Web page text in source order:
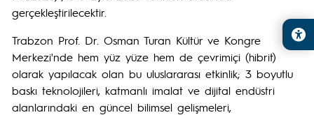
gerçekleştirilecektir.
Trabzon Prof. Dr. Osman Turan Kültür ve Kongre
Merkezi'nde hem yüz yüze hem de çevrimiçi (hibrit)
olarak yapılacak olan bu uluslararası etkinlik; 3 boyutlu
baskı teknolojileri, katmanlı imalat ve dijital endüstri
alanlarındaki en güncel bilimsel gelişmeleri,